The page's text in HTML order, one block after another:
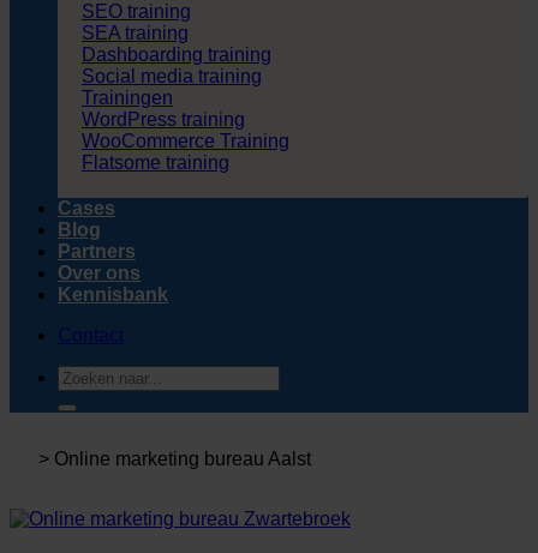
SEO training
SEA training
Dashboarding training
Social media training
Trainingen
WordPress training
WooCommerce Training
Flatsome training
Cases
Blog
Partners
Over ons
Kennisbank
Contact
Zoeken
naar:
> Online marketing bureau Aalst